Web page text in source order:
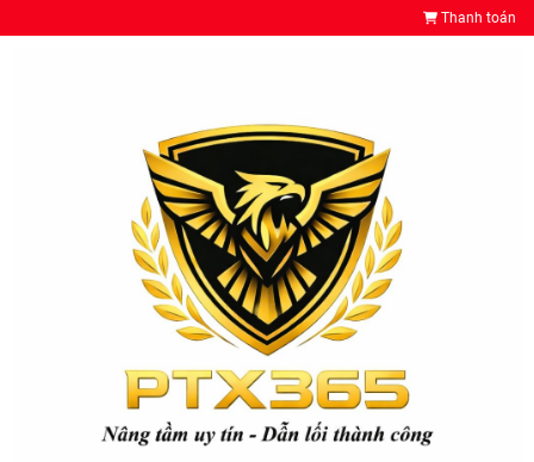
Thanh toán